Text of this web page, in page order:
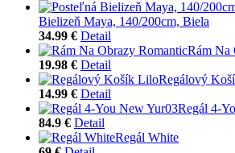
Bielizeň Maya, 140/200cm, Biela
34.99 € Detail
Rám Na
19.98 € Detail
Regálový
14.99 € Detail
Regál 4-
84.9 € Detail
Regál White